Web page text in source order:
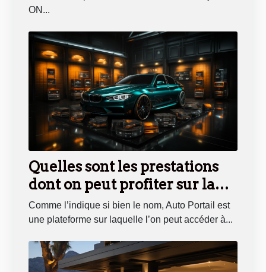
ON...
Quelles sont les prestations
dont on peut profiter sur la
plateforme en ligne Auto
Portail ?
Comme l’indique si bien le nom, Auto Portail est
une plateforme sur laquelle l’on peut accéder à...